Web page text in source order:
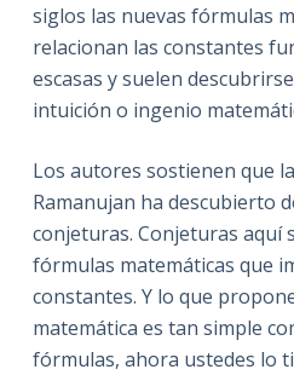
siglos las nuevas fórmulas
relacionan las constantes
escasas y suelen
intuición o ingenio
Los autores sostienen que
Ramanujan ha descubierto
conjeturas. Conjeturas aquí
fórmulas matemáticas que
constantes. Y lo que
matemática es tan simple
fórmulas, ahora ustedes lo